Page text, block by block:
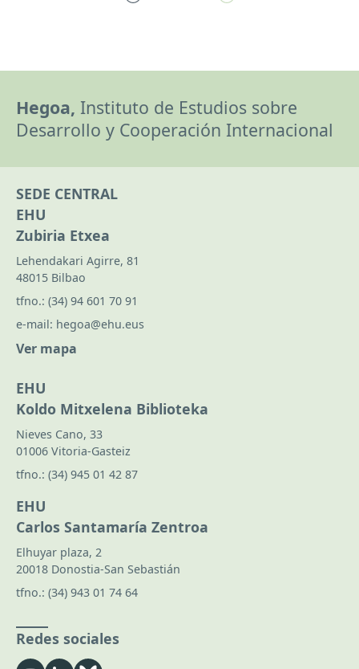
Hegoa, Instituto de Estudios sobre
Desarrollo y Cooperación Internacional
SEDE CENTRAL
EHU
Zubiria Etxea
Lehendakari Agirre, 81
48015 Bilbao
tfno.: (34) 94 601 70 91
e-mail: hegoa@ehu.eus
Ver mapa
EHU
Koldo Mitxelena Biblioteka
Nieves Cano, 33
01006 Vitoria-Gasteiz
tfno.: (34) 945 01 42 87
EHU
Carlos Santamaría Zentroa
Elhuyar plaza, 2
20018 Donostia-San Sebastián
tfno.: (34) 943 01 74 64
Redes sociales